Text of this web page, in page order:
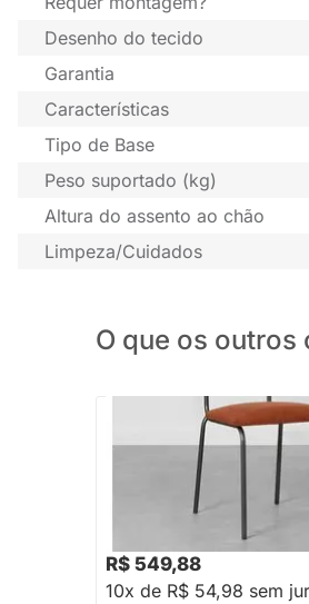
Desenho do tecido
Garantia
Características
Tipo de Base
Peso suportado (kg)
Altura do assento ao chão
Limpeza/Cuidados
O que os
PRONTA ENTREGA
Cadeira Ribs Botonê -
Economize R$
R$ 549,88
10x de R$ 54,98 sem